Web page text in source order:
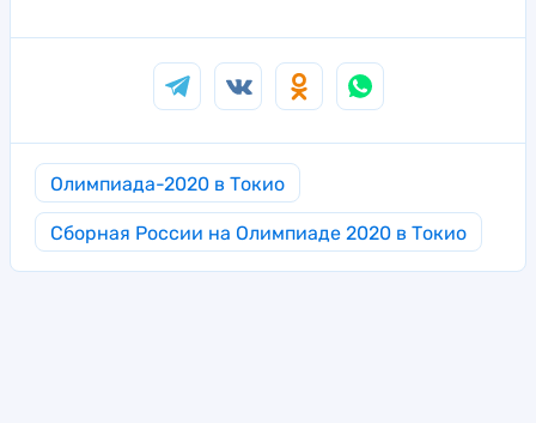
Олимпиада-2020 в Токио
Сборная России на Олимпиаде 2020 в Токио